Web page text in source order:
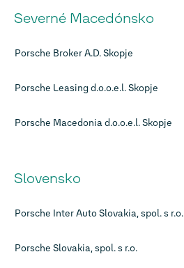
Severné Macedónsko
Porsche Broker A.D. Skopje
Porsche Leasing d.o.o.e.l. Skopje
Porsche Macedonia d.o.o.e.l. Skopje
Slovensko
Porsche Inter Auto Slovakia, spol. s r.o.
Porsche Slovakia, spol. s r.o.